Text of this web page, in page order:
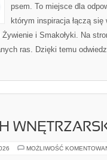
psem. To miejsce dla
którym inspiracja łączą się
i Smakołyki. Na
ras. Dzięki temu
MOŻLIWOŚĆ